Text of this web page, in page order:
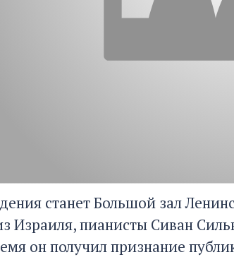
станет Большой зал
Израиля, пианисты Сиван
он получил признание